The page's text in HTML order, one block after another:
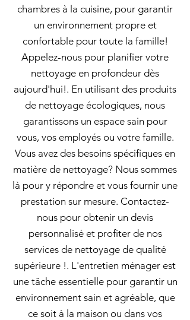
chambres à la cuisine, pour garantir
un environnement propre et
confortable pour toute la famille!
Appelez-nous pour planifier votre
nettoyage en profondeur dès
aujourd'hui!. En utilisant des produits
de nettoyage écologiques, nous
garantissons un espace sain pour
vous, vos employés ou votre famille.
Vous avez des besoins spécifiques en
matière de nettoyage? Nous sommes
là pour y répondre et vous fournir une
prestation sur mesure. Contactez-
nous pour obtenir un devis
personnalisé et profiter de nos
services de nettoyage de qualité
supérieure !. L'entretien ménager est
une tâche essentielle pour garantir un
environnement sain et agréable, que
ce soit à la maison ou dans vos